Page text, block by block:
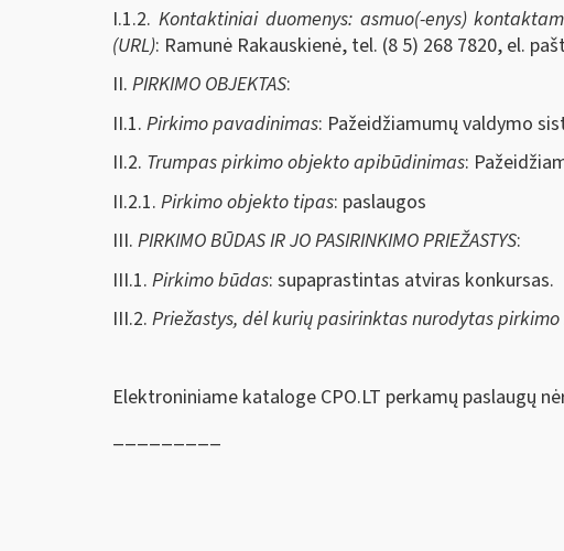
I.1.2. Kontaktiniai duomenys: asmuo(-enys)
(URL): Ramunė Rakauskienė, tel. (8 5) 268 7820, el.
II. PIRKIMO OBJEKTAS:
II.1. Pirkimo pavadinimas: Pažeidžiamumų valdymo
II.2. Trumpas pirkimo objekto apibūdinimas:
II.2.1. Pirkimo objekto tipas: paslaugos
III. PIRKIMO BŪDAS IR JO PASIRINKIMO PRIEŽASTYS:
III.1. Pirkimo būdas: supaprastintas atviras konkursas.
III.2. Priežastys, dėl kurių pasirinktas nurodytas
Elektroniniame kataloge CPO.LT perkamų paslaugų